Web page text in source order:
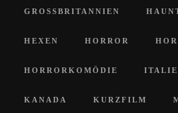
GROSSBRITANNIEN
HEXEN HORROR
HORRORKOMÖDIE
KANADA KURZFILM